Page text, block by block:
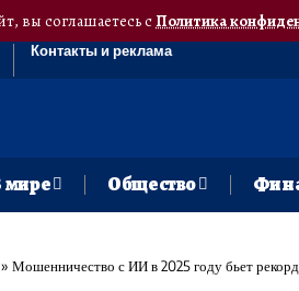
вы соглашаетесь сПолитика
Контакты и реклама
мире Общество
» Мошенничество с ИИ в 2025 году бьет